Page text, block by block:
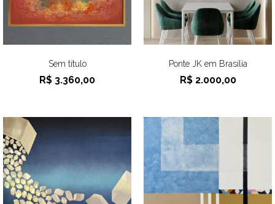
Sem título
R$ 3.360,00
Ponte JK em Brasília
R$2.000,00